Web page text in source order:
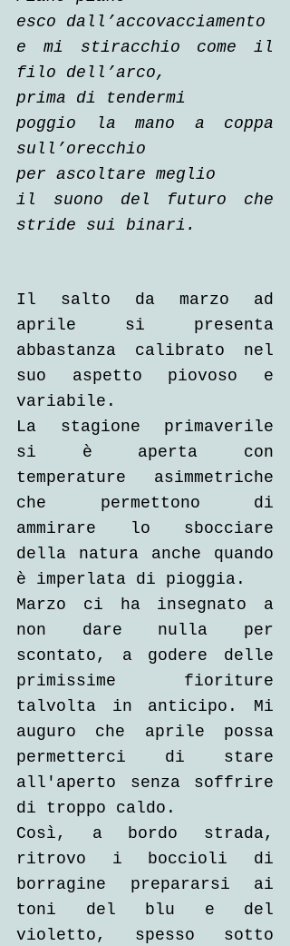
esco dall’accovacciamento
e mi stiracchio come il
filo dell’arco,
prima di tendermi
poggio la mano a coppa
sull’orecchio
per ascoltare meglio
il suono del futuro che
stride sui binari.
Il salto da marzo ad
aprile si presenta
abbastanza calibrato nel
suo aspetto piovoso e
variabile.
La stagione primaverile
si è aperta con
temperature asimmetriche
che permettono di
ammirare lo sbocciare
della natura anche quando
è imperlata di pioggia.
Marzo ci ha insegnato a
non dare nulla per
scontato, a godere delle
primissime fioriture
talvolta in anticipo. Mi
auguro che aprile possa
permetterci di stare
all'aperto senza soffrire
di troppo caldo.
Così, a bordo strada,
ritrovo i boccioli di
borragine prepararsi ai
toni del blu e del
violetto, spesso sotto